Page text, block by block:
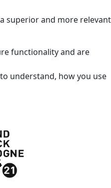
superior and more relevant
functionality and are
understand, how you use